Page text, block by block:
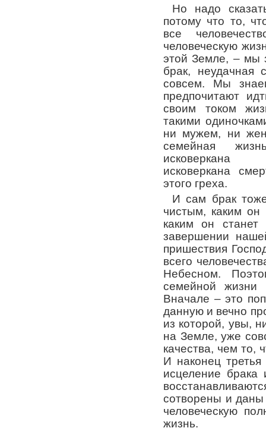
Но надо
потому что то,
все
человеческую
этой Земле, – мы
брак, неудачная
совсем. Мы
предпочитают
своим током
такими
ни мужем, ни
семейная
исковеркана
этого греха.
И сам брак
чистым, каким
каким он
завершении
пришествия
всего
Небесном.
семейной жизни
Вначале – это
данную и вечно
из которой, увы,
на Земле, уже
качества, чем то,
И наконец третья
исцеление
сотворены и
человеческую
жизнь.